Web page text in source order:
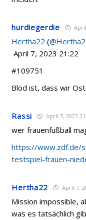
hurdiegerdie
Hertha22 (
April 7, 2023 21:22
#109751
Blöd ist, dass wir
Rassi April 7, 2023
wer frauenfußball
https://www.zdf.de/
testspiel-frauen-
Hertha22 April 7,
Mission impossible,
was es tatsächlich